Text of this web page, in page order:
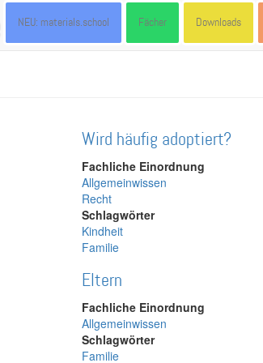
NEU: materials.school Fächer Downloads
Wird häufig adoptiert?
Fachliche Einordnung
Allgemeinwissen
Recht
Schlagwörter
Kindheit
Familie
Eltern
Fachliche Einordnung
Allgemeinwissen
Schlagwörter
Familie